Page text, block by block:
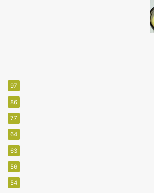
97
86
77
64
63
56
54